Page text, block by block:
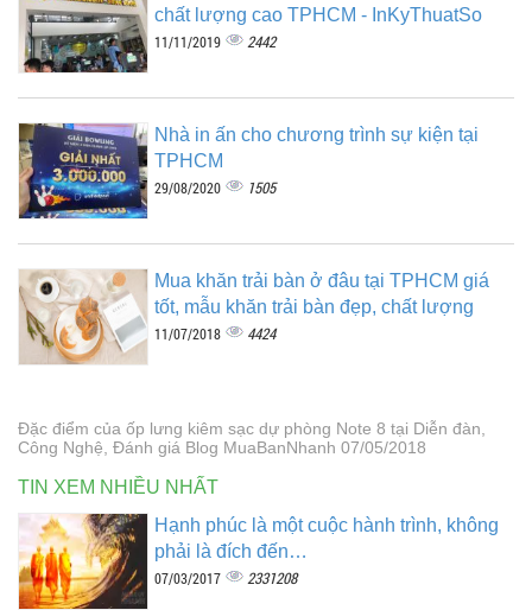
chất lượng cao TPHCM - InKyThuatSo
11/11/2019 2442
Nhà in ấn cho chương trình sự kiện tại
TPHCM
29/08/2020 1505
Mua khăn trải bàn ở đâu tại TPHCM giá
tốt, mẫu khăn trải bàn đẹp, chất lượng
11/07/2018 4424
Đặc điểm của ốp lưng kiêm sạc dự phòng Note 8 tại Diễn đàn,
Công Nghệ, Đánh giá Blog MuaBanNhanh 07/05/2018
TIN XEM NHIỀU NHẤT
Hạnh phúc là một cuộc hành trình, không
phải là đích đến…
07/03/2017 2331208